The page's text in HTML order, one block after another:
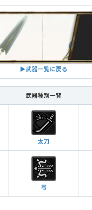
▶︎武器一覧に戻る
武器種別一覧
太刀
弓